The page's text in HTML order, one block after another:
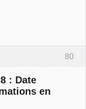
80
: Date
en